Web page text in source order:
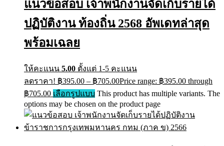
แนวข้อสอบ เจ้าพนักงานจัดเก็บรายได้
ปฏิบัติงาน ท้องถิ่น 2568 อัพเดทล่าสุด
พร้อมเฉลย
ให้คะแนน 5.00 ตั้งแต่ 1-5 คะแนน
ลดราคา! ฿395.00 – ฿705.00Price range: ฿395.00 through
฿705.00 เลือกรูปแบบ This product has multiple variants. The
options may be chosen on the product page